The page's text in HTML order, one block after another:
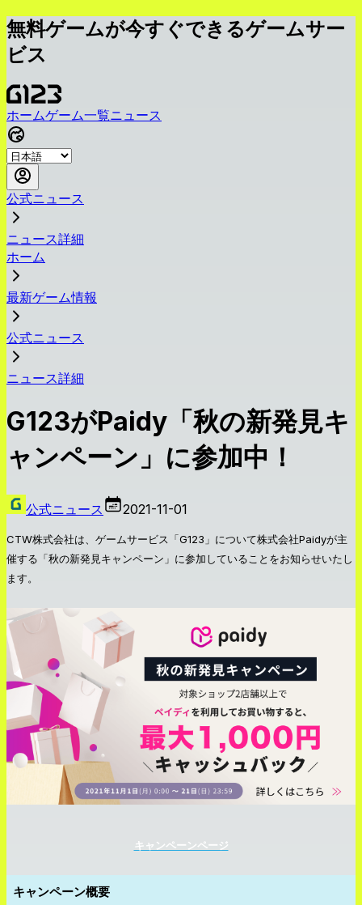
無料ゲームが今すぐできるゲームサー
ビス
ホームゲーム一覧ニュース
公式ニュース
ニュース詳細
ホーム
最新ゲーム情報
公式ニュース
ニュース詳細
G123がPaidy「秋の新発見キ
ャンペーン」に参加中！
公式ニュース 2021-11-01
CTW株式会社は、ゲームサービス「G123」について株式会社Paidyが主
催する「秋の新発見キャンペーン」に参加していることをお知らせいたし
ます。
キャンペーンページ
キャンペーン概要